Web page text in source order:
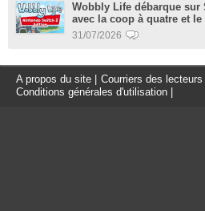
Wobbly Life débarque sur
avec la coop à quatre et le
31/07/2026
A propos du site Courriers des lecteurs
Conditions générales d'utilisation